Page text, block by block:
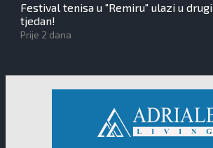
Festival tenisa u "Remiru" ulazi u drugi
tjedan!
Prije 2 dana